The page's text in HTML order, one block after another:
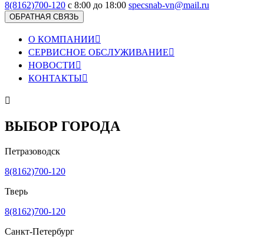
8(8162)700-120 с 8:00 до 18:00 specsnab-vn@mail.ru
ОБРАТНАЯ СВЯЗЬ
О КОМПАНИИ
СЕРВИСНОЕ ОБСЛУЖИВАНИЕ
НОВОСТИ
КОНТАКТЫ

ВЫБОР ГОРОДА
Петразоводск
8(8162)700-120
Тверь
8(8162)700-120
Санкт-Петербург